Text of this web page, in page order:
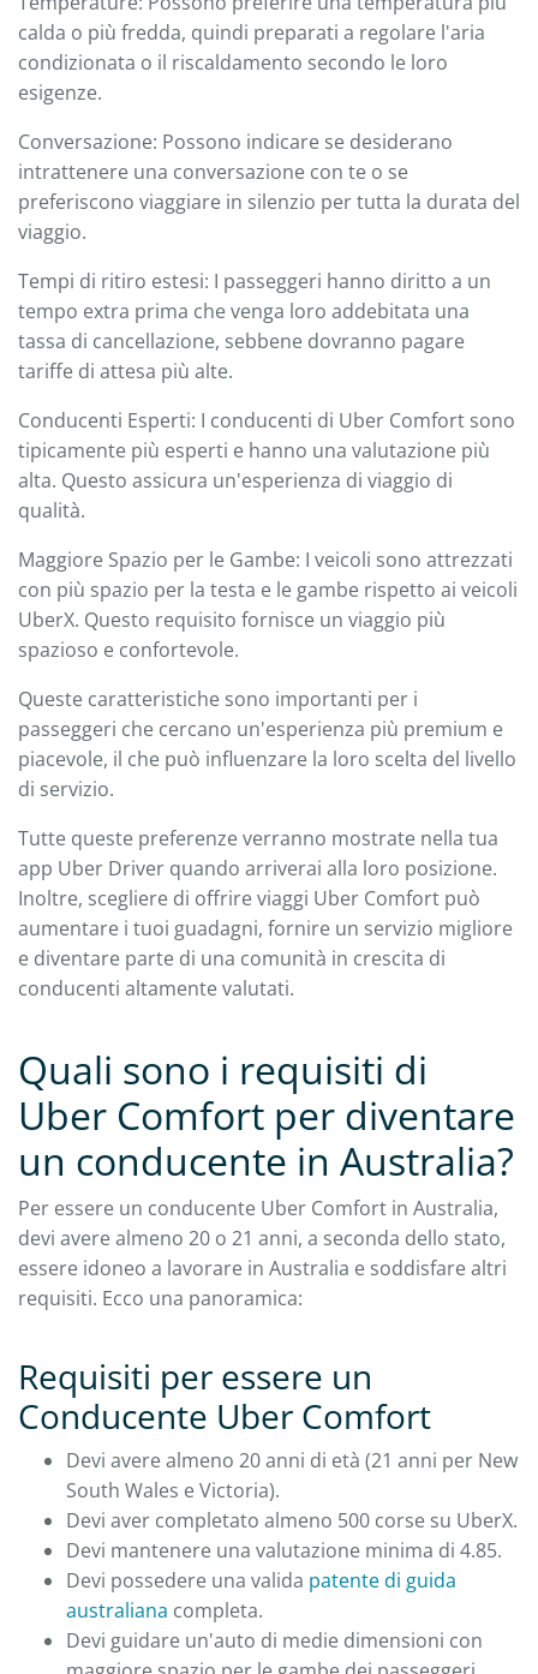
calda o più fredda, quindi preparati a regolare l'aria
condizionata o il riscaldamento secondo le loro
esigenze.
Conversazione: Possono indicare se desiderano
intrattenere una conversazione con te o se
preferiscono viaggiare in silenzio per tutta la durata del
viaggio.
Tempi di ritiro estesi: I passeggeri hanno diritto a un
tempo extra prima che venga loro addebitata una
tassa di cancellazione, sebbene dovranno pagare
tariffe di attesa più alte.
Conducenti Esperti: I conducenti di Uber Comfort sono
tipicamente più esperti e hanno una valutazione più
alta. Questo assicura un'esperienza di viaggio di
qualità.
Maggiore Spazio per le Gambe: I veicoli sono attrezzati
con più spazio per la testa e le gambe rispetto ai veicoli
UberX. Questo requisito fornisce un viaggio più
spazioso e confortevole.
Queste caratteristiche sono importanti per i
passeggeri che cercano un'esperienza più premium e
piacevole, il che può influenzare la loro scelta del livello
di servizio.
Tutte queste preferenze verranno mostrate nella tua
app Uber Driver quando arriverai alla loro posizione.
Inoltre, scegliere di offrire viaggi Uber Comfort può
aumentare i tuoi guadagni, fornire un servizio migliore
e diventare parte di una comunità in crescita di
conducenti altamente valutati.
Quali sono i requisiti di
Uber Comfort per diventare
un conducente in Australia?
Per essere un conducente Uber Comfort in Australia,
devi avere almeno 20 o 21 anni, a seconda dello stato,
essere idoneo a lavorare in Australia e soddisfare altri
requisiti. Ecco una panoramica:
Requisiti per essere un
Conducente Uber Comfort
Devi avere almeno 20 anni di età (21 anni per New
South Wales e Victoria).
Devi aver completato almeno 500 corse su UberX.
Devi mantenere una valutazione minima di 4.85.
Devi possedere una valida patente di guida
australiana completa.
Devi guidare un'auto di medie dimensioni con